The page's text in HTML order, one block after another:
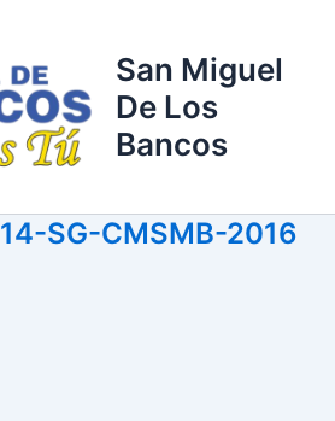
San Miguel
De Los
Bancos
SG-CMSMB-2016